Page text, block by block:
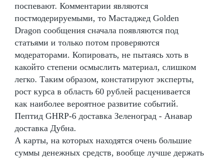
поспевают. Комментарии являются
постмодерируемыми, то Мастаджед Golden
Dragon сообщения сначала появляются под
статьями и только потом проверяются
модераторами. Копировать, не пытаясь хоть в
какойто степени осмыслить материал, слишком
легко. Таким образом, констатируют эксперты,
рост курса в область 60 рублей расценивается
как наиболее вероятное развитие событий.
Пептид GHRP-6 доставка Зеленоград - Анавар
доставка Дубна.
А карты, на которых находятся очень большие
суммы денежных средств, вообще лучше держать